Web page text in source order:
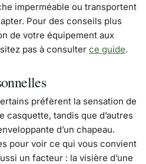
imperméable ou transportent
Pour des conseils plus
de votre équipement aux
pas à consulter ce guide.
préfèrent la sensation de
casquette, tandis que d’autres
d’un chapeau.
pour voir ce qui vous convient
un facteur : la visière d’une